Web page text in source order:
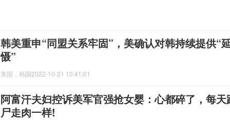
韩美重申“同盟关系牢固”，美确认对韩持续提供“
慑”
美国，韩国2022-10-21 10:41:01
阿富汗夫妇控诉美军官强抢女婴：心都碎了，每天
尸走肉一样!